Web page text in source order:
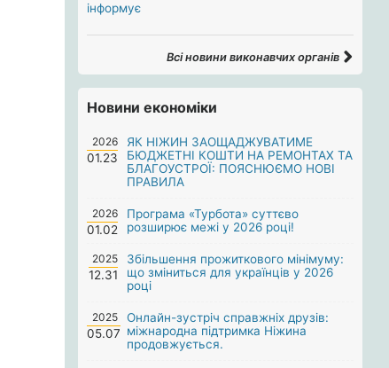
інформує
Всі новини виконавчих органів
Новини економіки
2026
01.23
ЯК НІЖИН ЗАОЩАДЖУВАТИМЕ
БЮДЖЕТНІ КОШТИ НА РЕМОНТАХ ТА
БЛАГОУСТРОЇ: ПОЯСНЮЄМО НОВІ
ПРАВИЛА
2026
01.02
Програма «Турбота» суттєво
розширює межі у 2026 році!
2025
12.31
Збільшення прожиткового мінімуму:
що зміниться для українців у 2026
році
2025
05.07
Онлайн-зустріч справжніх друзів:
міжнародна підтримка Ніжина
продовжується.